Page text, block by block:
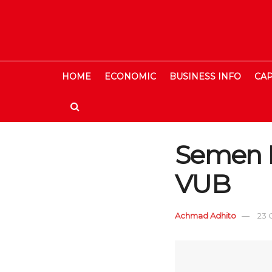
HOME ECONOMIC BUSINESS INFO
Semen
VUB
Achmad Adhito 23